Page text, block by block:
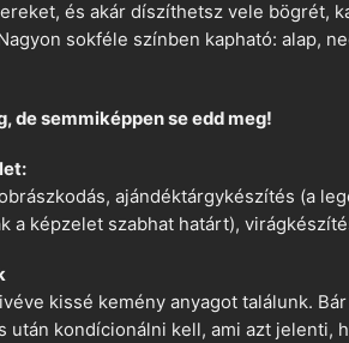
és akár díszíthetsz vele bögrét,
sokféle színben kapható: alap,
de semmiképpen se edd meg!
ajándéktárgykészítés (a
a képzelet szabhat határt),
kissé kemény anyagot találunk.
után kondícionálni kell, ami azt jelenti,